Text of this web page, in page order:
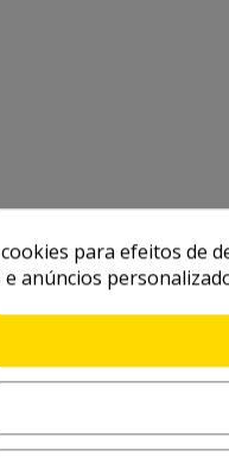
para efeitos de
anúncios